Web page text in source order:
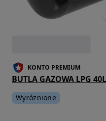
KONTO PREMIUM
Wyróżnione